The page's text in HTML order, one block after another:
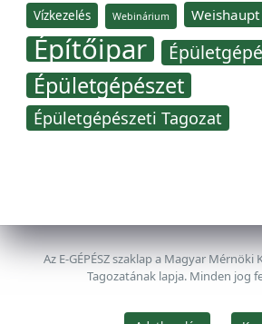
Vízkezelés Webinárium Weishaupt
Építőipar
Épületgépészet
Épületgépészeti Tagozat
Az E-GÉPÉSZ szaklap a Magyar
Tagozatának lapja. Minden jog